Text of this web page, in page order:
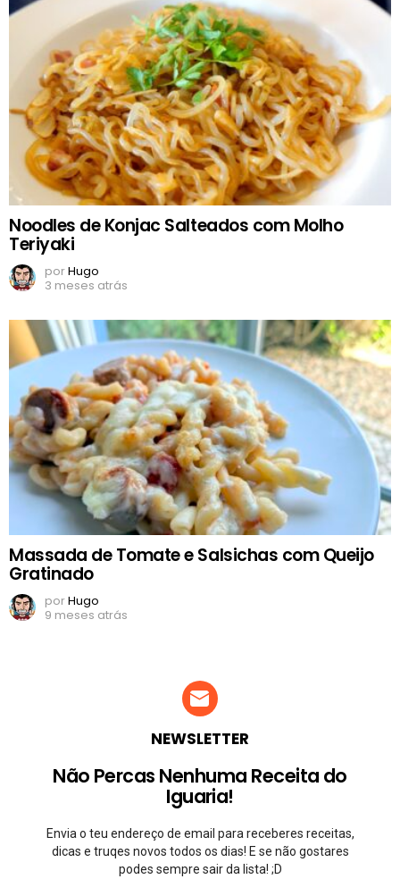
Noodles de Konjac Salteados com Molho
Teriyaki
porHugo
3 meses atrás
Massada de Tomate e Salsichas com Queijo
Gratinado
porHugo
9 meses atrás
NEWSLETTER
Não Percas Nenhuma Receita do
Iguaria!
Envia o teu endereço de email para receberes receitas,
dicas e truqes novos todos os dias! E se não gostares
podes sempre sair da lista! ;D